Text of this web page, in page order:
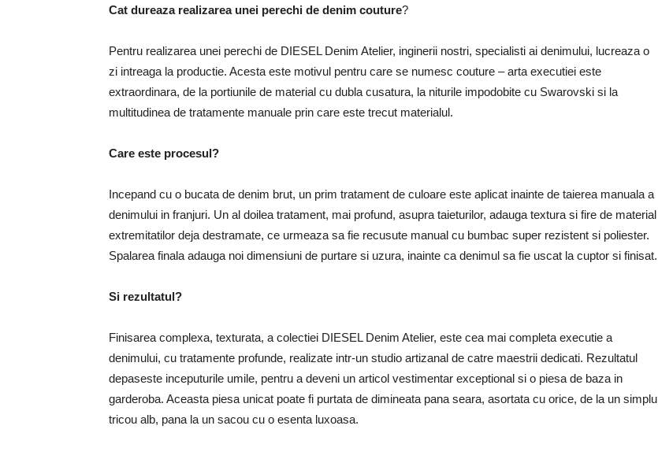
Cat dureaza realizarea unei perechi de denim couture?
Pentru realizarea unei perechi de DIESEL Denim Atelier, inginerii nostri, specialisti ai denimului, lucreaza o
zi intreaga la productie. Acesta este motivul pentru care se numesc couture – arta executiei este
extraordinara, de la portiunile de material cu dubla cusatura, la niturile impodobite cu Swarovski si la
multitudinea de tratamente manuale prin care este trecut materialul.
Care este procesul?
Incepand cu o bucata de denim brut, un prim tratament de culoare este aplicat inainte de taierea manuala a
denimului in franjuri. Un al doilea tratament, mai profund, asupra taieturilor, adauga textura si fire de material
extremitatilor deja destramate, ce urmeaza sa fie recusute manual cu bumbac super rezistent si poliester.
Spalarea finala adauga noi dimensiuni de purtare si uzura, inainte ca denimul sa fie uscat la cuptor si finisat.
Si rezultatul?
Finisarea complexa, texturata, a colectiei DIESEL Denim Atelier, este cea mai completa executie a
denimului, cu tratamente profunde, realizate intr-un studio artizanal de catre maestrii dedicati. Rezultatul
depaseste inceputurile umile, pentru a deveni un articol vestimentar exceptional si o piesa de baza in
garderoba. Aceasta piesa unicat poate fi purtata de dimineata pana seara, asortata cu orice, de la un simplu
tricou alb, pana la un sacou cu o esenta luxoasa.